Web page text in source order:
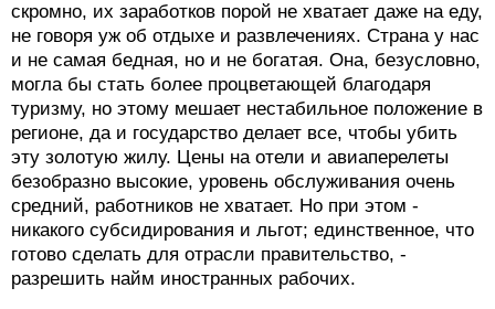
скромно, их заработков порой не хватает даже на еду,
не говоря уж об отдыхе и развлечениях. Страна у нас
и не самая бедная, но и не богатая. Она, безусловно,
могла бы стать более процветающей благодаря
туризму, но этому мешает нестабильное положение в
регионе, да и государство делает все, чтобы убить
эту золотую жилу. Цены на отели и авиаперелеты
безобразно высокие, уровень обслуживания очень
средний, работников не хватает. Но при этом -
никакого субсидирования и льгот; единственное, что
готово сделать для отрасли правительство, -
разрешить найм иностранных рабочих.